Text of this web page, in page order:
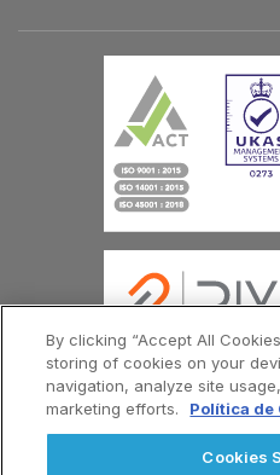
© Copyright Universidad Europea
By clicking “Accept All
storing of cookies on your
navigation, analyze site
marketing efforts.
Política de
Cookies